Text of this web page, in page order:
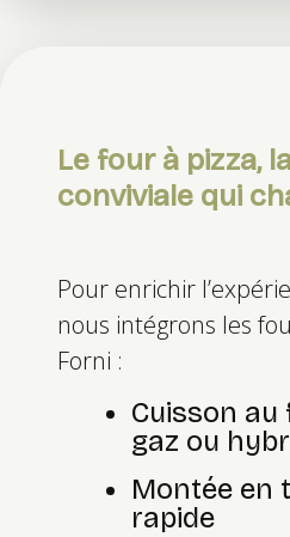
Le four à pizza,
conviviale qui
Pour enrichir
nous intégrons les
Forni :
Cuisson au
gaz ou
Montée en
rapide